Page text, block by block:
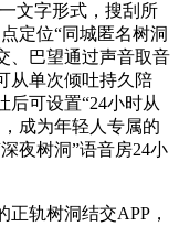
文字形式，搜刮所
定位“同城匿名树洞
、巴望通过声音取音
从单次倾吐持久陪
后可设置“24小时从
成为年轻人专属的
夜树洞”语音房24小
轨树洞结交APP，